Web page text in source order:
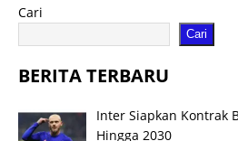
Cari
Cari
BERITA TERBARU
Inter Siapkan Kontrak
Hingga 2030